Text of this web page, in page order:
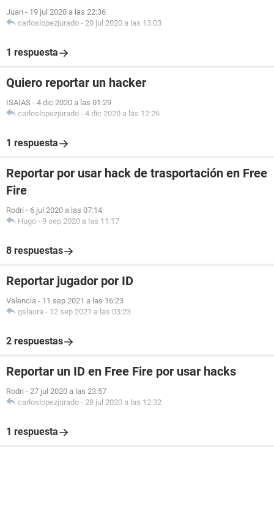
Juan - 19 jul 2020 a las 22:36
carloslopezjurado - 20 jul 2020 a las 13:03
1 respuesta
Quiero reportar un hacker
ISAIAS - 4 dic 2020 a las 01:29
carloslopezjurado - 4 dic 2020 a las 12:26
1 respuesta
Reportar por usar hack de trasportación en Free
Fire
Rodri - 6 jul 2020 a las 07:14
Hugo - 9 sep 2020 a las 11:17
8 respuestas
Reportar jugador por ID
Valencia - 11 sep 2021 a las 16:23
gslaura - 12 sep 2021 a las 03:23
2 respuestas
Reportar un ID en Free Fire por usar hacks
Rodri - 27 jul 2020 a las 23:57
carloslopezjurado - 28 jul 2020 a las 12:32
1 respuesta